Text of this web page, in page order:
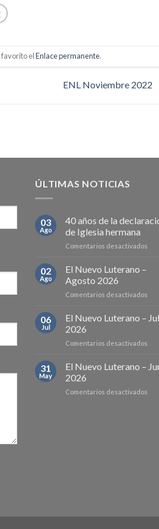
favorito elEnlace permanente.
ENL Noviembre 2022
ÚLTIMAS NOTICIAS
03
Ago
40 años de la
de Iglesia hermana
Comentarios desactivados
02
Ago
El Nuevo Luterano –
Agosto 2026
Comentarios desactivados
06
Jul
El Nuevo Luterano –
2026
Comentarios desactivados
31
May
El Nuevo Luterano –
2026
Comentarios desactivados